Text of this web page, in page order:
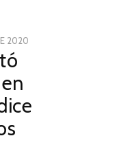
2020
2025